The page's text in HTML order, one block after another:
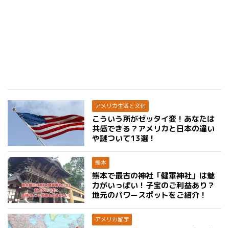
アメリカ生活と文化
こういう所がゼッタイ変！あなたは
共感できる？アメリカと日本の違い
や謎ついて13選！
熊本
熊本で最古の神社「健軍神社」は魅
力がいっぱい！子宝のご利益あり？
地元のパワースポットをご紹介！
アメリカ留学